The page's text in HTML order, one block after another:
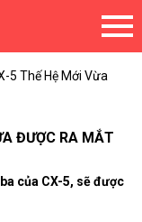
5 Thế Hệ Mới Vừa
ĐƯỢC RA MẮT
của CX-5, sẽ được